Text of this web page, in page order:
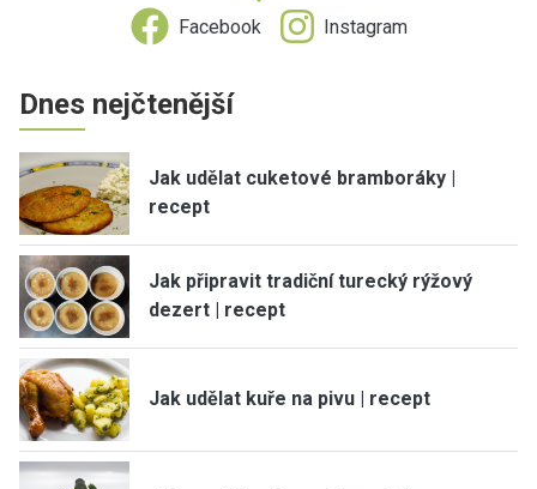
Facebook Instagram
Dnes nejčtenější
Jak udělat cuketové bramboráky |
recept
Jak připravit tradiční turecký rýžový
dezert | recept
Jak udělat kuře na pivu | recept